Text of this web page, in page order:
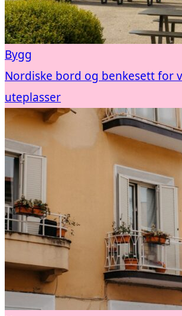
Bygg
Nordiske bord og benkesett for
uteplasser